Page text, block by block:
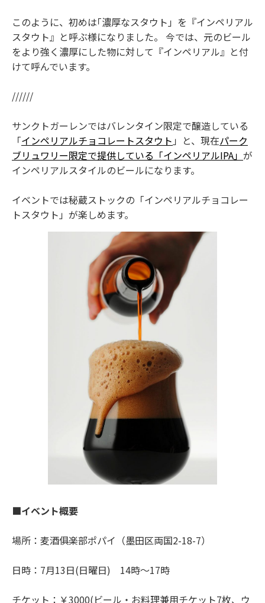
このように、初めは｢濃厚なスタウト」を『インペリアル
スタウト』と呼ぶ様になりました。 今では、元のビール
をより強く濃厚にした物に対して『インペリアル』と付
けて呼んでいます。
//////
サンクトガーレンではバレンタイン限定で醸造している
「インペリアルチョコレートスタウト 」と、現在パーク
ブリュワリー限定で提供している「インペリアルIPA」 が
インペリアルスタイルのビールになります。
イベントでは秘蔵ストックの「インペリアルチョコレー
トスタウト」が楽しめます。
■イベント概要
場所：麦酒俱楽部ポパイ（墨田区両国2-18-7）
日時：7月13日(日曜日) 14時～17時
チケット：￥3000(ビール・お料理兼用チケット7枚、ウ